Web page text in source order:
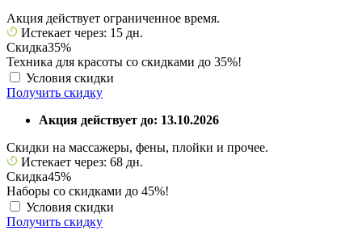
Акция действует ограниченное время.
Истекает через: 15 дн.
Скидка35%
Техника для красоты со скидками до 35%!
Условия скидки
Получить скидку
Акция действует до: 13.10.2026
Скидки на массажеры, фены, плойки и прочее.
Истекает через: 68 дн.
Скидка45%
Наборы со скидками до 45%!
Условия скидки
Получить скидку